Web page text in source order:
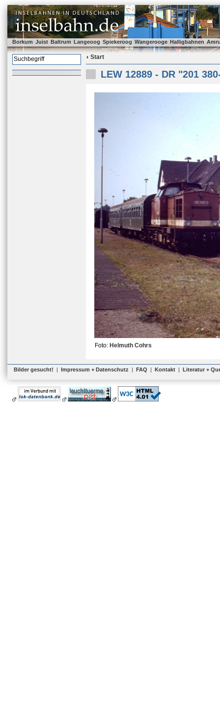
Borkum Juist Baltrum Langeoog Spiekeroog Wangerooge Halligbahnen
Start
LEW 12889 - DR "201
Foto: Helmuth Cohrs
Bilder gesucht! | Impressum + Datenschutz | FAQ | Kontakt | Literatur +